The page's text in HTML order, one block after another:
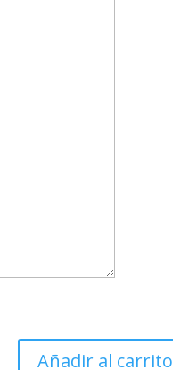
Añadir al carrito